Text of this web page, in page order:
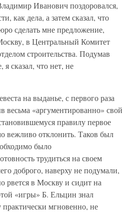
Иванович поздоровался,
как дела, а затем сказал, что
сделать мне предложение,
в Центральный Комитет
строительства. Подумав
я сказал, что нет, не
на выданье, с первого раза
весьма «аргументированно» свой
правилу первое
вежливо отклонить. Таков был
было
трудиться на своем
доброго, наверху не подумали,
рвется в Москву и сидит на
«игры» Б. Ельцин знал
мгновенно, не